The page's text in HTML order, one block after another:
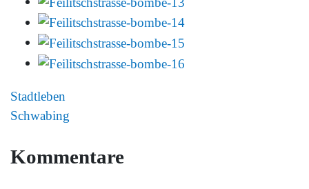
Stadtleben
Schwabing
Kommentare